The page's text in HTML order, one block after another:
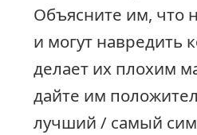
Объясните им, что
и могут навредить
делает их плохим
дайте им
лучший / самый